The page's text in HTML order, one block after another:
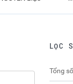
LỌC
Tổng